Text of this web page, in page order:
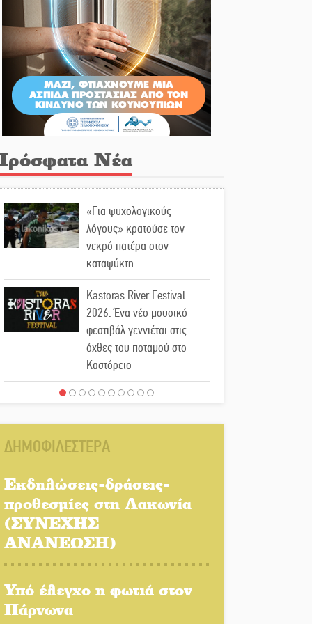
Νέα
«Για ψυχολογικούς
λόγους» κρατούσε τον
νεκρό πατέρα στον
καταψύκτη
Kastoras River Festival
2026: Ένα νέο μουσικό
φεστιβάλ γεννιέται στις
όχθες του ποταμού στο
Καστόρειο
Τα ζάρια παίρνουν «φωτιά»
Αυθεντικό γλέντι με «Γιορτή
Βραστού» στη Σοχά
Το τελεφερίκ της
Μονεμβασιάς στο τραπέζι
Πολιτισμός και παράδοση
ΔΗΜΟΦΙΛΕΣΤΕΡΑ
Εκδηλώσεις-δράσεις-
προθεσμίες στη Λακωνία
(ΣΥΝΕΧΗΣ
ΑΝΑΝΕΩΣΗ)
Υπό έλεγχο η φωτιά στον
Πάρνωνα